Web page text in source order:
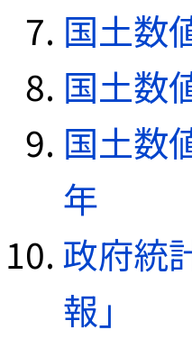
国土数
国土数
国土数
年
政府統
報」